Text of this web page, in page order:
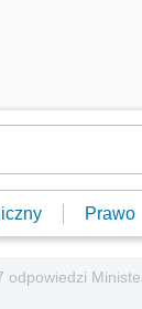
Prawo
odpowiedzi